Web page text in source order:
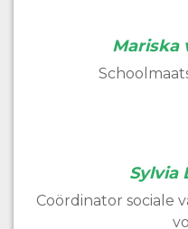
Mariska
Sylvia
Coördinator sociale